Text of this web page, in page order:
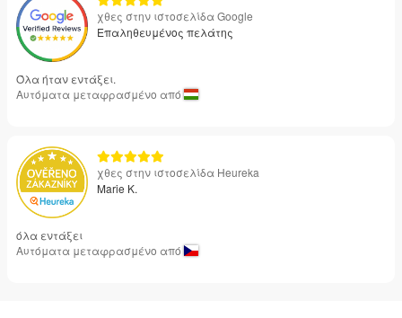
χθες στην ιστοσελίδα Google
Επαληθευμένος πελάτης
Όλα ήταν εντάξει.
Αυτόματα μεταφρασμένο από
χθες στην ιστοσελίδα Heureka
Marie K.
όλα εντάξει
Αυτόματα μεταφρασμένο από